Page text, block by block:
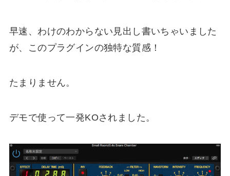
早速、わけのわからない見出し書いちゃいました
が、このプラグインの独特な質感！
たまりません。
デモで使って一発KOされました。